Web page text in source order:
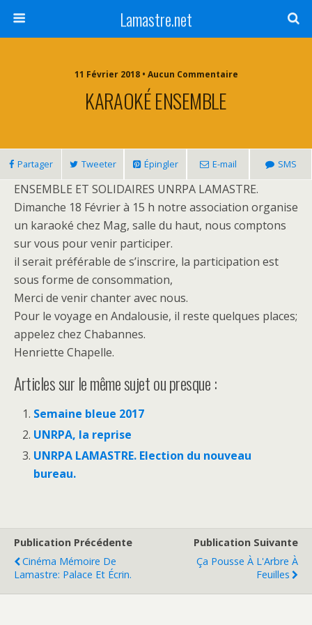
Lamastre.net
11 Février 2018 • Aucun Commentaire
KARAOKÉ ENSEMBLE
Partager Tweeter Épingler E-mail SMS
ENSEMBLE ET SOLIDAIRES UNRPA LAMASTRE.
Dimanche 18 Février à 15 h notre association organise
un karaoké chez Mag, salle du haut, nous comptons
sur vous pour venir participer.
il serait préférable de s’inscrire, la participation est
sous forme de consommation,
Merci de venir chanter avec nous.
Pour le voyage en Andalousie, il reste quelques places;
appelez chez Chabannes.
Henriette Chapelle.
Articles sur le même sujet ou presque :
Semaine bleue 2017
UNRPA, la reprise
UNRPA LAMASTRE. Election du nouveau
bureau.
Publication Précédente
Cinéma Mémoire De
Lamastre: Palace Et Écrin.
Publication Suivante
Ça Pousse À L'Arbre À
Feuilles